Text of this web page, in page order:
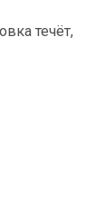
течёт,